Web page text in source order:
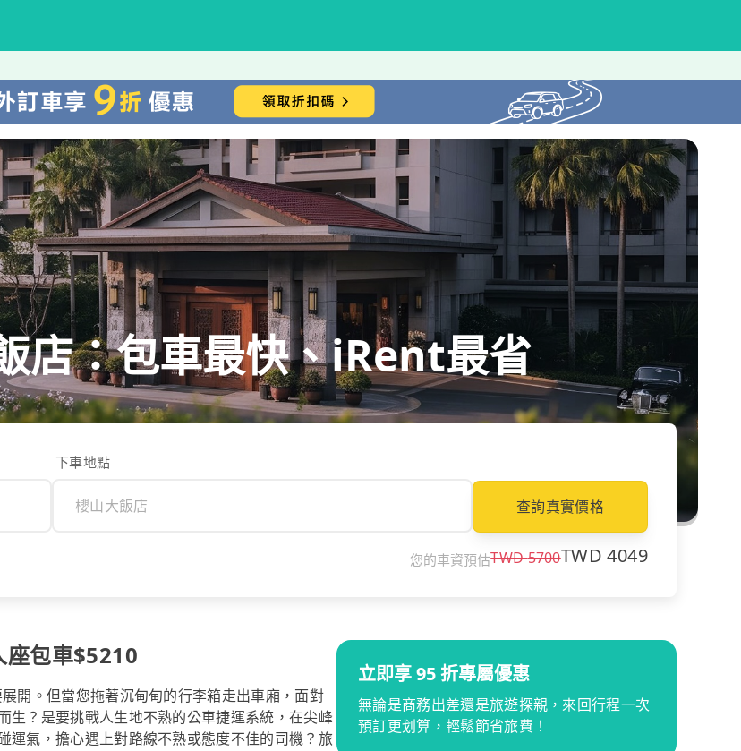
店：包車最快、iRent最省
下車地點
查詢真實價格
您的車資預估TWD5700TWD4049
座包車$5210
開。但當您拖著沉甸甸的行李箱走出車廂，面對
生？是要挑戰人生地不熟的公車捷運系統，在尖峰
運氣，擔心遇上對路線不熟或態度不佳的司機？旅
立即享 95 折專屬優惠
無論是商務出差還是旅遊探親，來回行程一次
預訂更划算，輕鬆節省旅費！